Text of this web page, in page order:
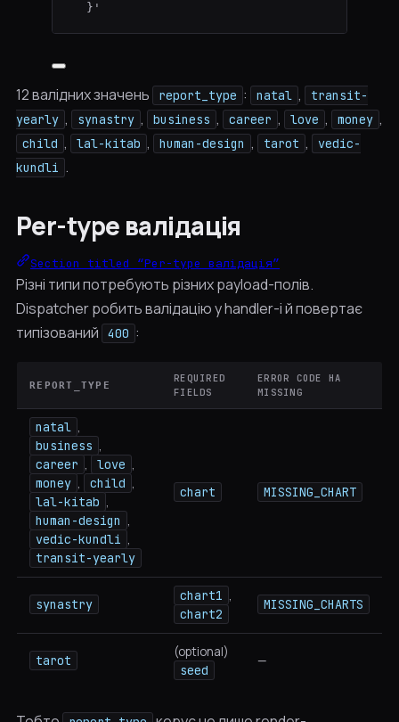
} '
12 валідних значень report_type : natal ,
transit-
yearly , synastry , business , career , love , money ,
child , lal-kitab , human-design , tarot ,
vedic-
kundli .
Per-type валідація
Section titled “Per-type валідація”
Різні типи потребують різних payload-полів.
Dispatcher робить валідацію у handler-і й повертає
типізований
400 :
REPORT_TYPE
REQUIRED
FIELDS
ERROR CODE НА
MISSING
natal ,
business ,
career , love ,
money , child ,
lal-kitab ,
human-design ,
vedic-kundli ,
transit-yearly
chart MISSING_CHART
synastry
chart1 ,
chart2
MISSING_CHARTS
tarot
(optional)
seed
—